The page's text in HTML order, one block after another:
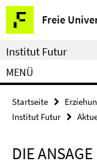
Springe
direkt
zu
Inhalt
Freie
Service-
Navigation
Institut Futur
MENÜ
Startseite
Institut Futur
DIE ANSAGE